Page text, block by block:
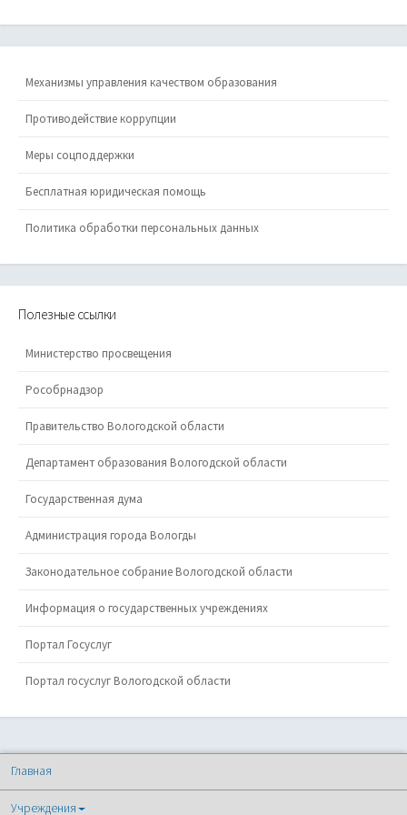
Механизмы управления качеством образования
Противодействие коррупции
Меры соцподдержки
Бесплатная юридическая помощь
Политика обработки персональных данных
Полезные ссылки
Министерство просвещения
Рособрнадзор
Правительство Вологодской области
Департамент образования Вологодской области
Государственная дума
Администрация города Вологды
Законодательное собрание Вологодской области
Информация о государственных учреждениях
Портал Госуслуг
Портал госуслуг Вологодской области
Главная
Учреждения